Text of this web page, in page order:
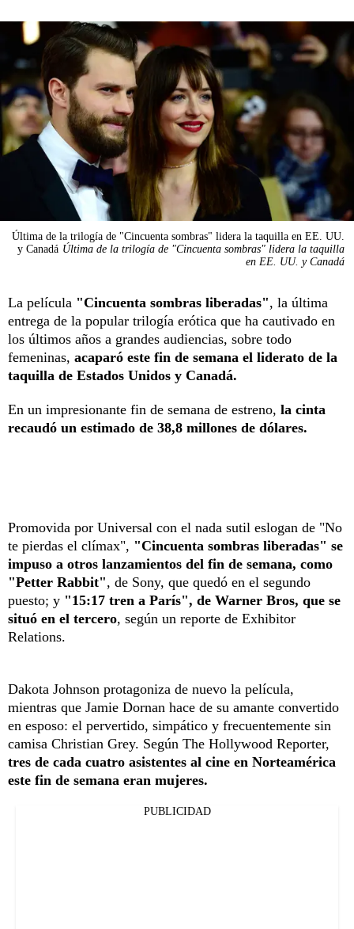
Última de la trilogía de "Cincuenta sombras" lidera la taquilla en EE. UU.
y Canadá Última de la trilogía de "Cincuenta sombras" lidera la taquilla
en EE. UU. y Canadá
La película "Cincuenta sombras liberadas", la última
entrega de la popular trilogía erótica que ha cautivado en
los últimos años a grandes audiencias, sobre todo
femeninas, acaparó este fin de semana el liderato de la
taquilla de Estados Unidos y Canadá.
En un impresionante fin de semana de estreno, la cinta
recaudó un estimado de 38,8 millones de dólares.
Promovida por Universal con el nada sutil eslogan de "No
te pierdas el clímax", "Cincuenta sombras liberadas" se
impuso a otros lanzamientos del fin de semana, como
"Petter Rabbit", de Sony, que quedó en el segundo
puesto; y "15:17 tren a París", de Warner Bros, que se
situó en el tercero, según un reporte de Exhibitor
Relations.
Dakota Johnson protagoniza de nuevo la película,
mientras que Jamie Dornan hace de su amante convertido
en esposo: el pervertido, simpático y frecuentemente sin
camisa Christian Grey. Según The Hollywood Reporter,
tres de cada cuatro asistentes al cine en Norteamérica
este fin de semana eran mujeres.
PUBLICIDAD